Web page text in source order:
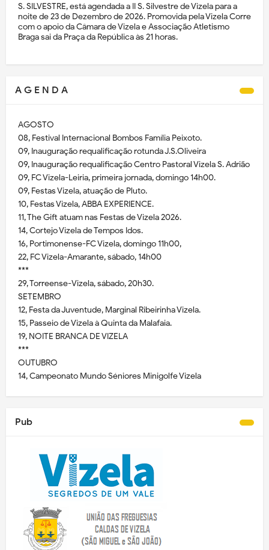
S. SILVESTRE, está agendada a II S. Silvestre de Vizela para a
noite de 23 de Dezembro de 2026. Promovida pela Vizela Corre
com o apoio da Câmara de Vizela e Associação Atletismo
Braga sai da Praça da República às 21 horas.
A G E N D A
AGOSTO
08, Festival Internacional Bombos Família Peixoto.
09, Inauguração requalificação rotunda J.S.Oliveira
09, Inauguração requalificação Centro Pastoral Vizela S. Adrião
09, FC Vizela-Leiria, primeira jornada, domingo 14h00.
09, Festas Vizela, atuação de Pluto.
10, Festas Vizela, ABBA EXPERIENCE.
11, The Gift atuam nas Festas de Vizela 2026.
14, Cortejo Vizela de Tempos Idos.
16, Portimonense-FC Vizela, domingo 11h00,
22, FC Vizela-Amarante, sábado, 14h00
***
29, Torreense-Vizela, sábado, 20h30.
SETEMBRO
12, Festa da Juventude, Marginal Ribeirinha Vizela.
15, Passeio de Vizela à Quinta da Malafaia.
19, NOITE BRANCA DE VIZELA
***
OUTUBRO
14, Campeonato Mundo Séniores Minigolfe Vizela
Pub